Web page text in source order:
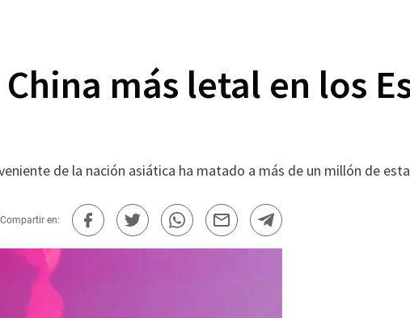
más letal en los
de la nación asiática ha matado a más de un millón de
Compartir en: